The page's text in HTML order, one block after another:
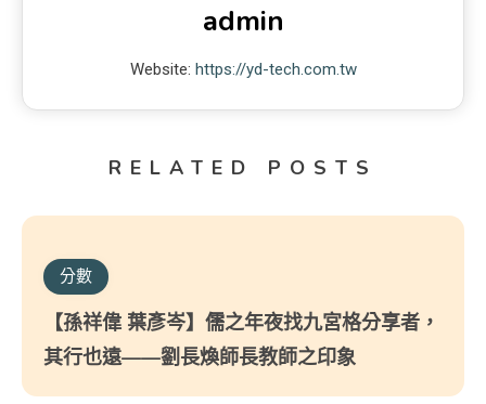
admin
Website: https://yd-tech.com.tw
RELATED POSTS
分數
【孫祥偉 葉彥岑】儒之年夜找九宮格分享者，
其行也遠——劉長煥師長教師之印象